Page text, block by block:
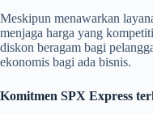
Meskipun menawarkan
menjaga harga yang
diskon beragam bagi
ekonomis bagi ada bisnis.
Komitmen SPX Express